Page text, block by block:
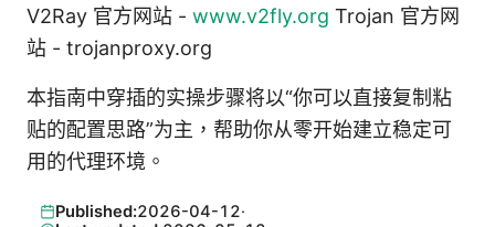
V2Ray 官方网站 - www.v2fly.org Trojan 官方网
站 - trojanproxy.org
本指南中穿插的实操步骤将以“你可以直接复制粘
贴的配置思路”为主，帮助你从零开始建立稳定可
用的代理环境。
Published:2026-04-12·